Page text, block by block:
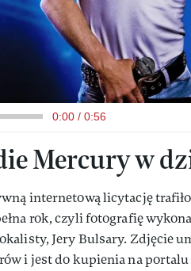
0:00 / 0:56
Mercury w
internetową licytację
rok, czyli fotografię
Jery Bulsary. Zdjęcie
i jest do kupienia na portalu